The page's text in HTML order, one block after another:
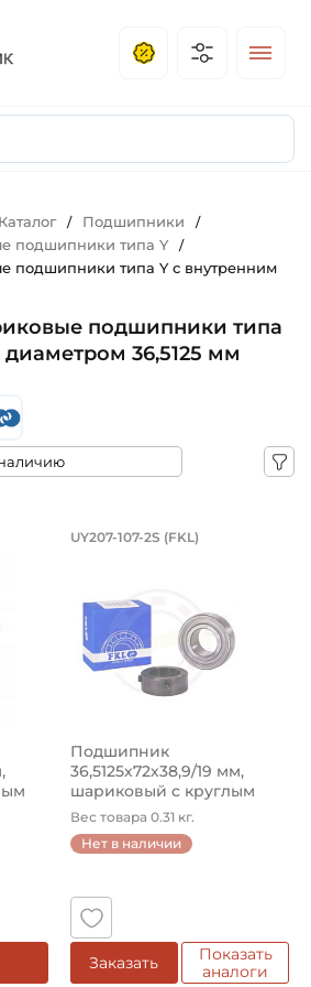
Каталог / Подшипники /
подшипники типа Y /
подшипники типа Y с внутренним
подшипники типа
36,5125 мм
19 мм,
Подшипник
UY207-107-2S (FKL)
Подшипник
36,5125х72х38,9/19 мм,
шариковый c круглым
отверстием на вал ...
Вес товара 0.31 кг.
Нет в наличии
Заказать
Показать
аналоги